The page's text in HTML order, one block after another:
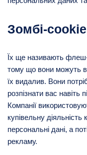
Зомбі-cookie
Їх ще називають флеш-
тому що вони можуть
їх видалив. Вони
розпізнати вас навіть
Компанії
купівельну
персональні дані, а
рекламу.